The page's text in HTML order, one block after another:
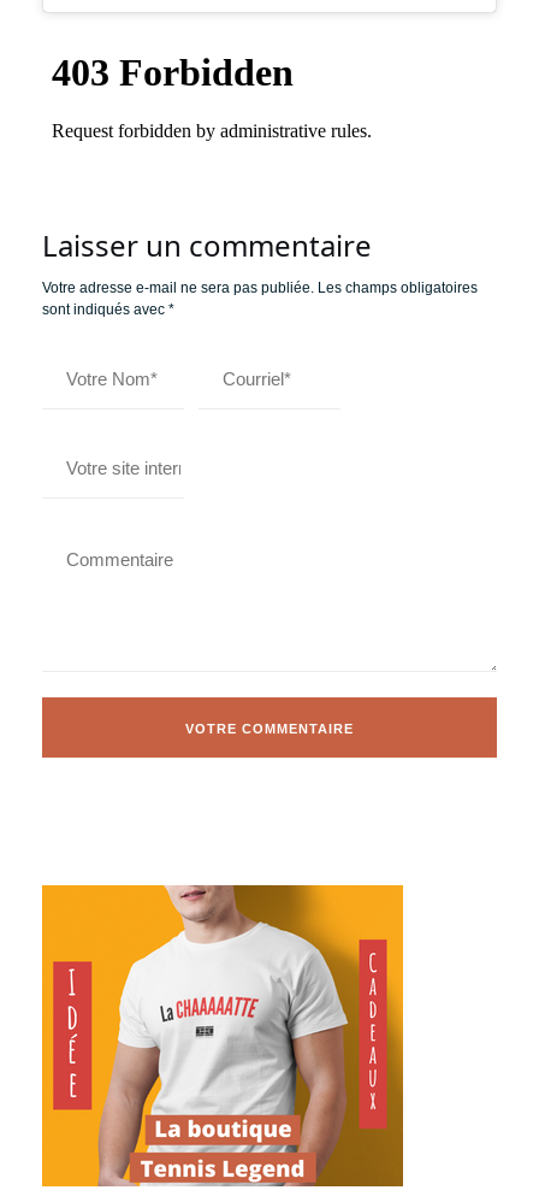
Laisser un commentaire
Votre adresse e-mail ne sera pas publiée. Les champs obligatoires
sont indiqués avec *